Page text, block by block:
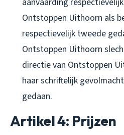
Ontstoppen Uithoorn als
respectievelijk tweede
Ontstoppen Uithoorn
directie van Ontstoppen
haar schriftelijk
gedaan.
Artikel 4: Prijzen